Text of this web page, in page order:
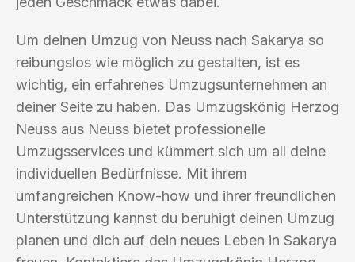
Um deinen Umzug von Neuss nach Sakarya so
reibungslos wie möglich zu gestalten, ist es
wichtig, ein erfahrenes Umzugsunternehmen an
deiner Seite zu haben. Das Umzugskönig Herzog
Neuss aus Neuss bietet professionelle
Umzugsservices und kümmert sich um all deine
individuellen Bedürfnisse. Mit ihrem
umfangreichen Know-how und ihrer freundlichen
Unterstützung kannst du beruhigt deinen Umzug
planen und dich auf dein neues Leben in Sakarya